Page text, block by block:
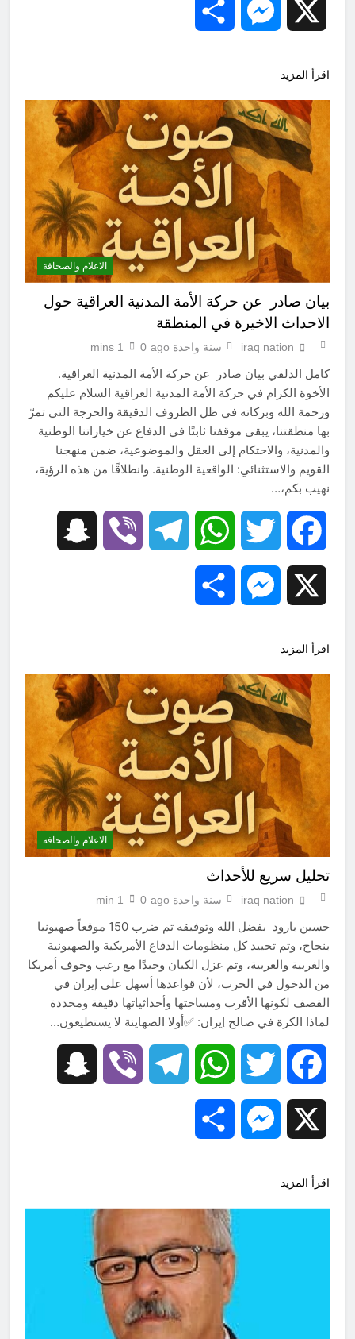
Messenger
اقرأ المزيد
الاعلام والصحافة
بيان صادر عن حركة الأمة المدنية العراقية حول
الاحداث الاخيرة في المنطقة
iraq nation سنة واحدة ago 0
1 mins
كامل الدلفي بيان صادر عن حركة الأمة المدنية العراقية.
الأخوة الكرام في حركة الأمة المدنية العراقية السلام عليكم
ورحمة الله وبركاته في ظل الظروف الدقيقة والحرجة التي تمرّ
بها منطقتنا، يبقى موقفنا ثابتًا في الدفاع عن خياراتنا الوطنية
والمدنية، والاحتكام إلى العقل والموضوعية، ضمن منهجنا
القويم والاستثنائي: الواقعية الوطنية. وانطلاقًا من هذه الرؤية،
نهيب بكم،…
Facebook
Twitter
WhatsApp
Telegram
Viber
Messenger
اقرأ المزيد
الاعلام والصحافة
تحليل سريع للأحداث
iraq nation سنة واحدة ago 0
1 min
حسين بارود ‏ بفضل الله وتوفيقه تم ضرب 150 موقعاً صهيونيا
بنجاح، وتم تحييد كل منظومات الدفاع الأمريكية والصهيونية
والغربية والعربية، وتم عزل الكيان وحيدًا مع رعب وخوف أمريكا
من الدخول في الحرب، لأن قواعدها أسهل على إيران في
القصف لكونها الأقرب ومساحتها وأحداثياتها دقيقة ومحددة
لماذا الكرة في صالح إيران: ✅أولا الصهاينة لا يستطيعون…
Facebook
Twitter
WhatsApp
Telegram
Viber
Messenger
اقرأ المزيد